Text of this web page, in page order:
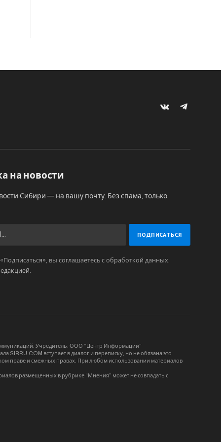
VKontakteTelegram
на новости
Сибири — на вашу почту. Без спама, только
вы соглашаетесь с обработкой данных.
Учредитель: ООО “Центр Информации”
SIBRU.COM вступает в диалог и переписку, но не обязана это
праве и смежных правах. При любом использовании материалов
размещенных в рубрике “Мнения” может не совпадать с